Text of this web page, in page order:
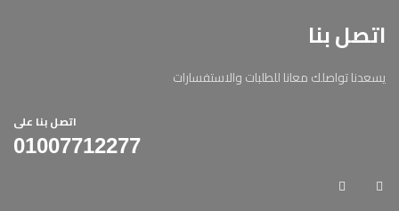
اتصل بنا
يسعدنا تواصلك معانا للطلبات والاستفسارات
اتصل بنا على
01007712277